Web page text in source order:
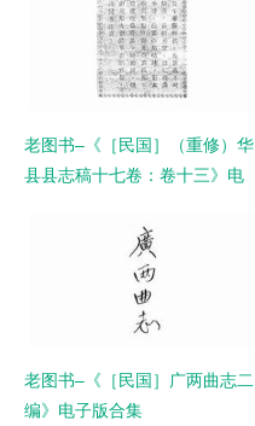
老图书–《［民国］（重修）华
县县志稿十七卷：卷十三》电
老图书–《［民国］广两曲志二
编》电子版合集